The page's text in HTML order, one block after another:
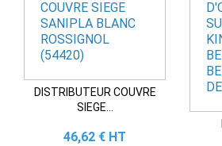
DISTRIBUTEUR COUVRE
SIEGE...
Prix
46,62 € HT